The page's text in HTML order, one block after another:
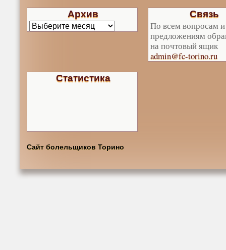
Архив Связь
По всем вопросам и
предложениям
на почтовый ящик
admin@fc-torino.ru
Статистика
Сайт болельщиков Торино